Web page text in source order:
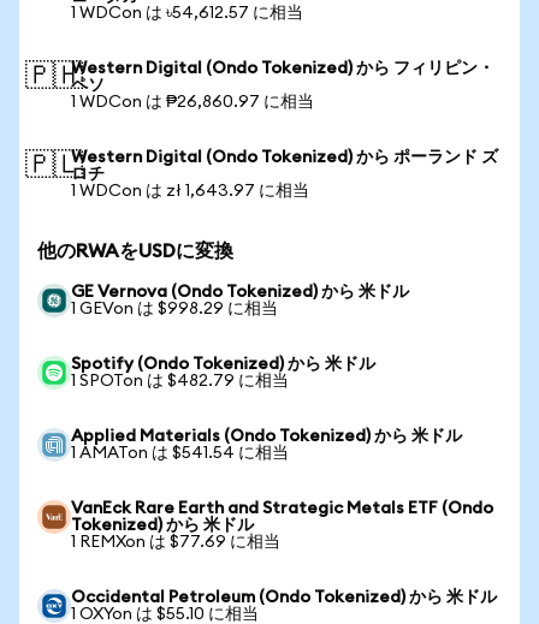
1 WDCon は ৳54,612.57 に相当
🇵🇭Western Digital (Ondo Tokenized) から フィリピン・
ペソ
1 WDCon は ₱26,860.97 に相当
🇵🇱Western Digital (Ondo Tokenized) から ポーランド ズ
ロチ
1 WDCon は zł 1,643.97 に相当
他のRWAをUSDに変換
GE Vernova (Ondo Tokenized) から 米ドル
1 GEVon は $998.29 に相当
Spotify (Ondo Tokenized) から 米ドル
1 SPOTon は $482.79 に相当
Applied Materials (Ondo Tokenized) から 米ドル
1 AMATon は $541.54 に相当
VanEck Rare Earth and Strategic Metals ETF (Ondo
Tokenized) から 米ドル
1 REMXon は $77.69 に相当
Occidental Petroleum (Ondo Tokenized) から 米ドル
1 OXYon は $55.10 に相当